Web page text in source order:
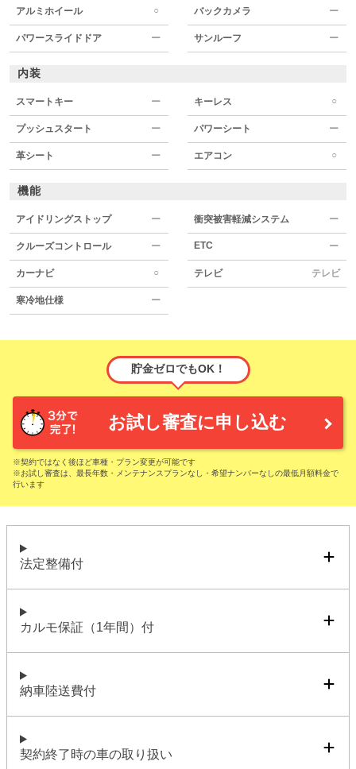
アルミホイール ○ バックカメラ ー
パワースライドドア ー サンルーフ ー
内装
スマートキー ー キーレス ○
プッシュスタート ー パワーシート ー
革シート ー エアコン ○
機能
アイドリングストップ ー 衝突被害軽減システム ー
クルーズコントロール ー ETC ー
カーナビ ○ テレビ テレビ
寒冷地仕様 ー
貯金ゼロでもOK！
お試し審査に申し込む
※契約ではなく後ほど車種・プラン変更が可能です
※お試し審査は、最長年数・メンテナンスプランなし・希望ナンバーなしの最低月額料金で
行います
法定整備付
カルモ保証（1年間）付
納車陸送費付
契約終了時の車の取り扱い